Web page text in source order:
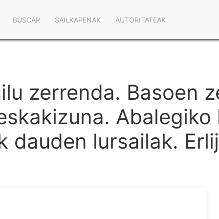
BUSCAR SAILKAPENAK AUTORITATEAK
zerrenda. Basoen
Abalegiko
dauden lursailak.